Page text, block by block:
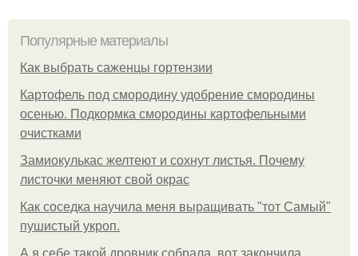
Популярные материалы
Как выбрать саженцы гортензии
Картофель под смородину удобрение смородины
осенью. Подкормка смородины картофельными
очистками
Замиокулькас желтеют и сохнут листья. Почему
листочки меняют свой окрас
Как соседка научила меня выращивать "тот Самый"
пушистый укроп.
А я себе такой дровник собрала, вот закончила